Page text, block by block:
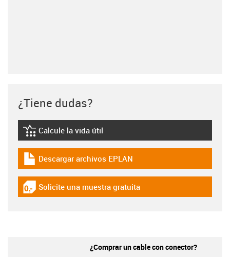
¿Tiene dudas?
igus-icon-lebensdauerrechner
Calcule la vida útil
igus-icon-download-plan
Descargar archivos EPLAN
igus-icon-gratismuster
Solicite una muestra gratuita
¿Comprar un cable con conector?